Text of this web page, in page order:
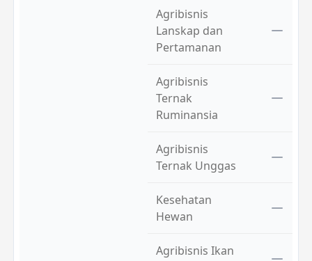
Agribisnis
Lanskap dan
Pertamanan
Agribisnis
Ternak
Ruminansia
Agribisnis
Ternak Unggas
Kesehatan
Hewan
Agribisnis Ikan